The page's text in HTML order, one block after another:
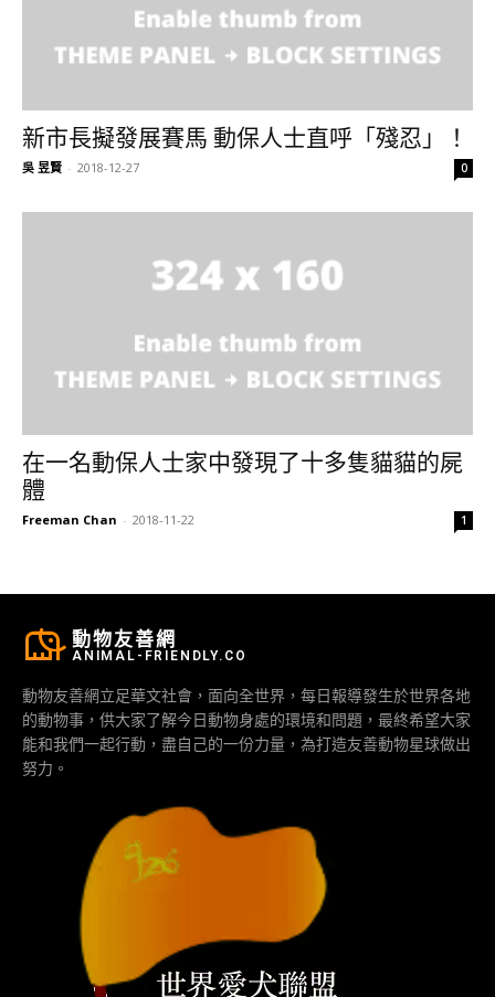
新市長擬發展賽馬 動保人士直呼「殘忍」！
吳 昱賢 - 2018-12-27 0
在一名動保人士家中發現了十多隻貓貓的屍
體
Freeman Chan - 2018-11-22 1
動物友善網
ANIMAL-FRIENDLY.CO
動物友善網立足華文社會，面向全世界，每日報導發生於世界各地
的動物事，供大家了解今日動物身處的環境和問題，最終希望大家
能和我們一起行動，盡自己的一份力量，為打造友善動物星球做出
努力。